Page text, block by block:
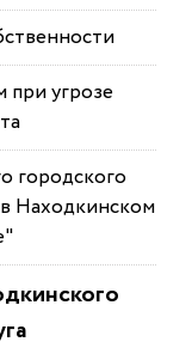
при угрозе
городского
Находкинском